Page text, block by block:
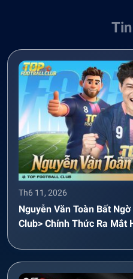
Th6 11, 2026
Nguyễn Văn Toàn Bất
Club> Chính Thức Ra Mắt